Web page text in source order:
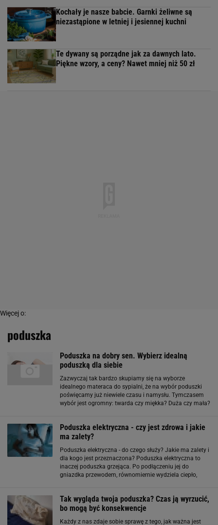
Kochały je nasze babcie. Garnki żeliwne są
niezastąpione w letniej i jesiennej kuchni
Te dywany są porządne jak za dawnych lato.
Piękne wzory, a ceny? Nawet mniej niż 50 zł
Więcej o:
poduszka
Poduszka na dobry sen. Wybierz idealną
poduszką dla siebie
Zazwyczaj tak bardzo skupiamy się na wyborze
idealnego materaca do sypialni, że na wybór poduszki
poświęcamy już niewiele czasu i namysłu. Tymczasem
wybór jest ogromny: twarda czy miękka? Duża czy mała?
Poduszka elektryczna - czy jest zdrowa i jakie
ma zalety?
Poduszka elektryczna - do czego służy? Jakie ma zalety i
dla kogo jest przeznaczona? Poduszka elektryczna to
inaczej poduszka grzejąca. Po podłączeniu jej do
gniazdka przewodem, równomiernie wydziela ciepło,
Tak wygląda twoja poduszka? Czas ją wyrzucić,
bo mogą być konsekwencje
Każdy z nas zdaje sobie sprawę z tego, jak ważna jest